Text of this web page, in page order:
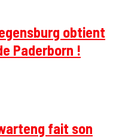
obtient
Paderborn !
fait son